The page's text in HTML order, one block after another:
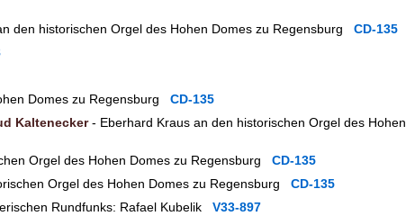
den historischen Orgel des Hohen Domes zu Regensburg CD-135
Domes zu Regensburg CD-135
Kaltenecker- Eberhard Kraus an den historischen Orgel des Hohen
Orgel des Hohen Domes zu Regensburg CD-135
Orgel des Hohen Domes zu Regensburg CD-135
Rundfunks: Rafael Kubelik V33-897